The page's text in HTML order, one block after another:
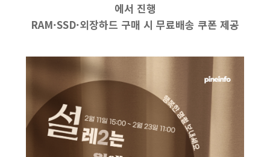
에서 진행
RAM·SSD·외장하드 구매 시 무료배송 쿠폰 제공